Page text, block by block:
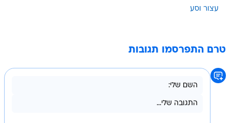
עצור וסע
טרם התפרסמו תגובות